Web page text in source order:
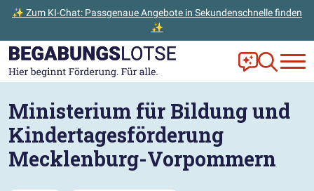
✨ Zum KI-Chat: Passgenaue Angebote in Sekundenschnelle finden
✨
Zum Hauptinhalt der Seite springen
Zur Startseite gehen Frag Ella!
Zur
Ministerium für Bildung und
Kindertagesförderung
Mecklenburg-Vorpommern